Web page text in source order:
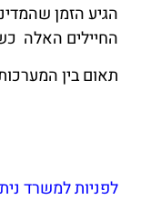
הגיע הזמן
החיילים האלה
תאום בין